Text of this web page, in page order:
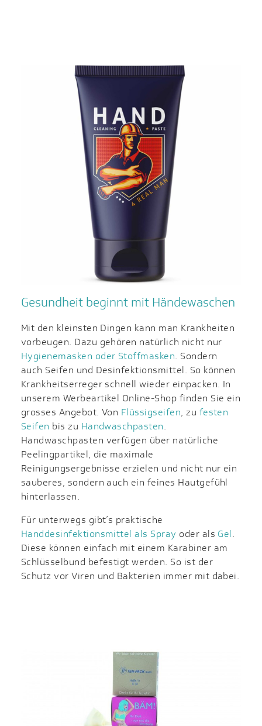
Gesundheit beginnt mit Händewaschen
Mit den kleinsten Dingen kann man Krankheiten
vorbeugen. Dazu gehören natürlich nicht nur
Hygienemasken oder Stoffmasken. Sondern
auch Seifen und Desinfektionsmittel. So können
Krankheitserreger schnell wieder einpacken. In
unserem Werbeartikel Online-Shop finden Sie ein
grosses Angebot. Von Flüssigseifen, zu festen
Seifen bis zu Handwaschpasten.
Handwaschpasten verfügen über natürliche
Peelingpartikel, die maximale
Reinigungsergebnisse erzielen und nicht nur ein
sauberes, sondern auch ein feines Hautgefühl
hinterlassen.
Für unterwegs gibt’s praktische
Handdesinfektionsmittel als Spray oder als Gel.
Diese können einfach mit einem Karabiner am
Schlüsselbund befestigt werden. So ist der
Schutz vor Viren und Bakterien immer mit dabei.